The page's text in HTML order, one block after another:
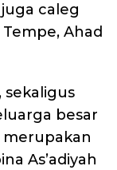
caleg
Ahad
sekaligus
besar
merupakan
As’adiyah